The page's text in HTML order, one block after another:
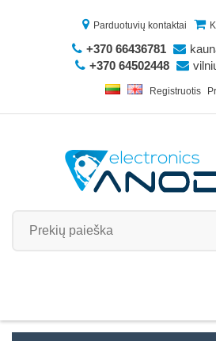
Parduotuvių kontaktai
+370 66436781
+370 64502448
Registruotis